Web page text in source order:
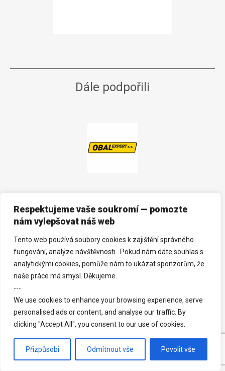
Respektujeme vaše soukromí — pomozte
nám vylepšovat náš web
Tento web používá soubory cookies k zajištění správného
fungování, analýze návštěvnosti . Pokud nám dáte souhlas s
analytickými cookies, pomůže nám to ukázat sponzorům, že
naše práce má smysl. Děkujeme.
---
We use cookies to enhance your browsing experience, serve
personalised ads or content, and analyse our traffic. By
clicking "Accept All", you consent to our use of cookies.
Přizpůsobi Odmítnout vše Povolit vše
Dále podpořili